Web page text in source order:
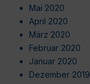
Mai 2020
April 2020
März 2020
Februar 2020
Januar 2020
Dezember 2019